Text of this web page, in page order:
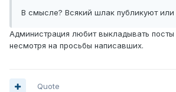
В смысле? Всякий шлак публикуют или
Администрация любит выкладывать
несмотря на просьбы написавших.
Quote